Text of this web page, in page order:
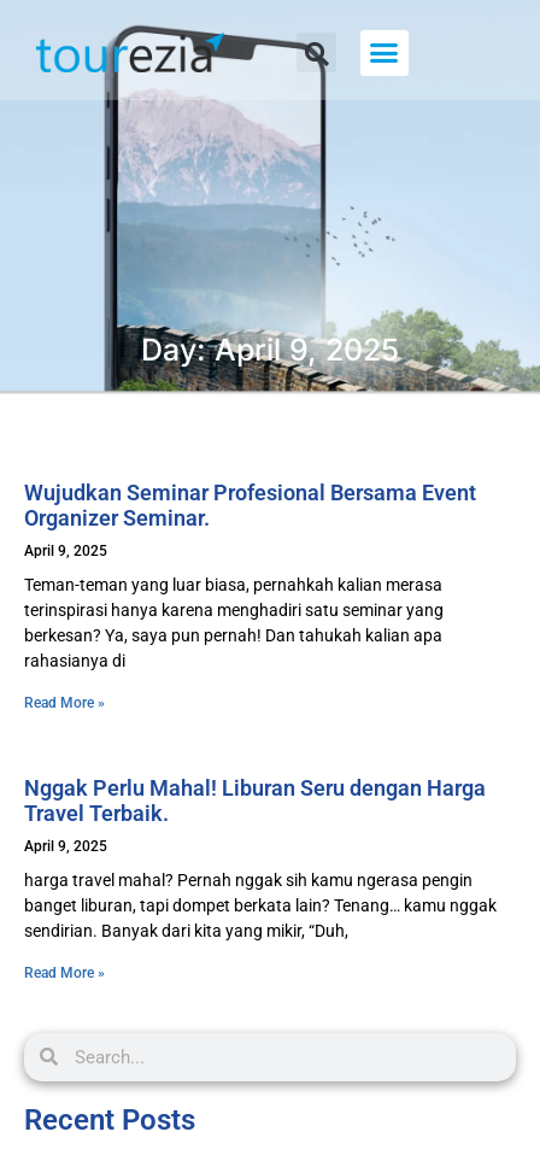
Day: April 9, 2025
Wujudkan Seminar Profesional Bersama Event
Organizer Seminar.
April 9, 2025
Teman-teman yang luar biasa, pernahkah kalian merasa
terinspirasi hanya karena menghadiri satu seminar yang
berkesan? Ya, saya pun pernah! Dan tahukah kalian apa
rahasianya di
Read More »
Nggak Perlu Mahal! Liburan Seru dengan Harga
Travel Terbaik.
April 9, 2025
harga travel mahal? Pernah nggak sih kamu ngerasa pengin
banget liburan, tapi dompet berkata lain? Tenang… kamu nggak
sendirian. Banyak dari kita yang mikir, “Duh,
Read More »
Recent Posts